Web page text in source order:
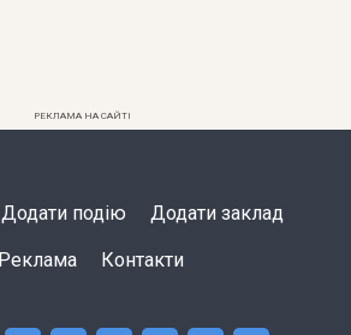
РЕКЛАМА НА САЙТІ
Додати подію Додати заклад
Реклама Контакти